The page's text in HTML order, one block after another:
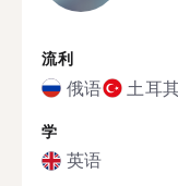
流利
俄语 土耳
学
英语